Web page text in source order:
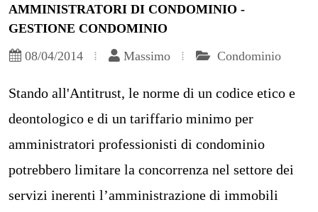
AMMINISTRATORI DI CONDOMINIO -
GESTIONE CONDOMINIO
08/04/2014
Massimo Condominio
Stando all'Antitrust, le norme di un codice etico e
deontologico e di un tariffario minimo per
amministratori professionisti di condominio
potrebbero limitare la concorrenza nel settore dei
servizi inerenti l’amministrazione di immobili